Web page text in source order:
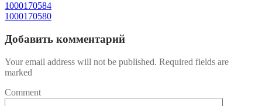
1000170584
1000170580
Добавить комментарий
Your email address will not be published. Required fields are
marked
Comment